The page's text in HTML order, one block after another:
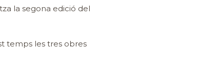
la segona edició del
temps les tres obres